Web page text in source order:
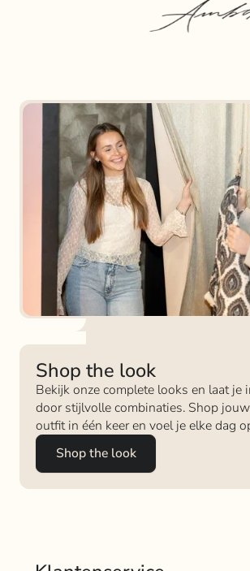
Shop the look
Bekijk onze complete looks en laat je
door stijlvolle combinaties. Shop
outfit in één keer en voel je elke dag
Shop the look